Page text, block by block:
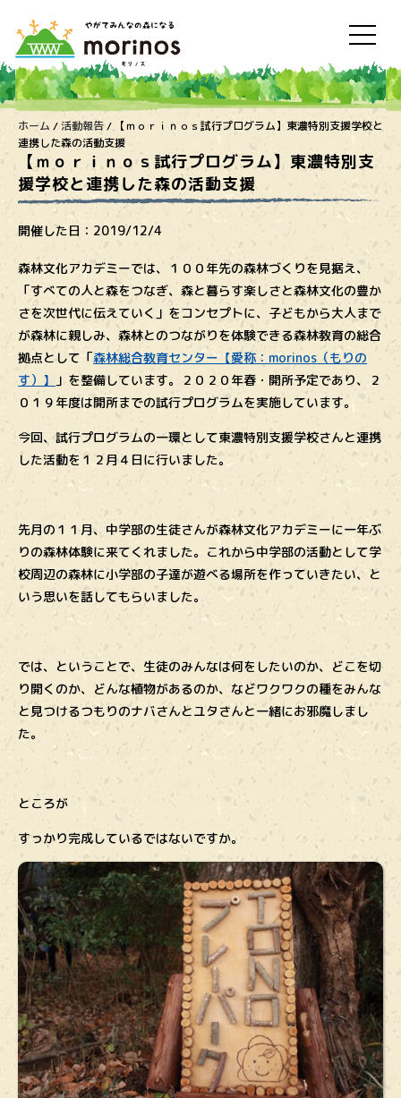
ホーム /活動報告/ 【ｍｏｒｉｎｏｓ試行プログラム】東濃特別支援学校と
連携した森の活動支援
【ｍｏｒｉｎｏｓ試行プログラム】東濃特別支
援学校と連携した森の活動支援
開催した日： 2019/12/4
森林文化アカデミーでは、１００年先の森林づくりを見据え、
「すべての人と森をつなぎ、森と暮らす楽しさと森林文化の豊か
さを次世代に伝えていく」をコンセプトに、子どもから大人まで
が森林に親しみ、森林とのつながりを体験できる森林教育の総合
拠点として「森林総合教育センター【愛称：morinos（もりの
す）】
」を整備しています。２０２０年春・開所予定であり、２
０１９年度は開所までの試行プログラムを実施しています。
今回、試行プログラムの一環として東濃特別支援学校さんと連携
した活動を１２月４日に行いました。
先月の１１月、中学部の生徒さんが森林文化アカデミーに一年ぶ
りの森林体験に来てくれました。これから中学部の活動として学
校周辺の森林に小学部の子達が遊べる場所を作っていきたい、と
いう思いを話してもらいました。
では、ということで、生徒のみんなは何をしたいのか、どこを切
り開くのか、どんな植物があるのか、などワクワクの種をみんな
と見つけるつもりのナバさんとユタさんと一緒にお邪魔しまし
た。
ところが
すっかり完成しているではないですか。